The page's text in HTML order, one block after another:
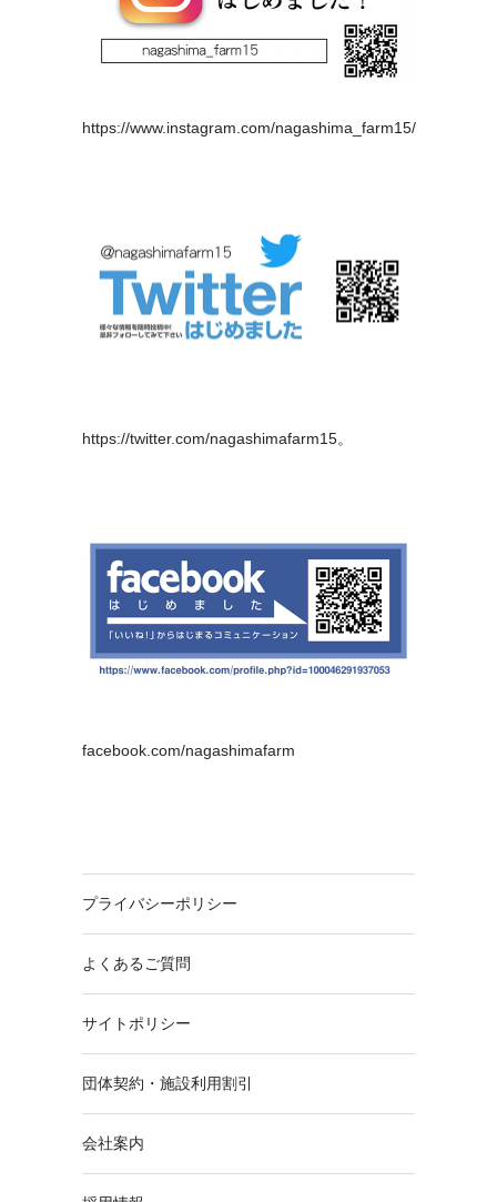
https://www.instagram.com/nagashima_farm15/
https://twitter.com/nagashimafarm15。
facebook.com/nagashimafarm
プライバシーポリシー
よくあるご質問
サイトポリシー
団体契約・施設利用割引
会社案内